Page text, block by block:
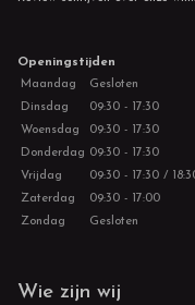
Openingstijden
Maandag
Gesloten
Dinsdag
09:30 - 17:30
Woensdag
09:30 - 17:30
Donderdag 09:30 - 17:30
Vrijdag
09:30 - 17:30 /
Zaterdag
09:30 - 17:00
Zondag
Gesloten
Wie zijn wij